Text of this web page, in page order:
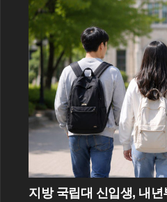
지방 국립대 신입생, 내년